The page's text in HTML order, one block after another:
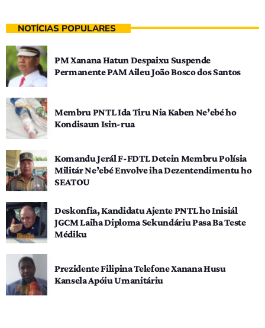
NOTÍCIAS POPULARES
PM Xanana Hatun Despaixu Suspende
Permanente PAM Aileu João Bosco dos Santos
Membru PNTL Ida Tiru Nia Kaben Ne’ebé ho
Kondisaun Isin-rua
Komandu Jerál F-FDTL Detein Membru Polísia
Militár Ne’ebé Envolve iha Dezentendimentu ho
SEATOU
Deskonfia, Kandidatu Ajente PNTL ho Inisiál
JGCM Laiha Diploma Sekundáriu Pasa Ba Teste
Médiku
Prezidente Filipina Telefone Xanana Husu
Kansela Apóiu Umanitáriu